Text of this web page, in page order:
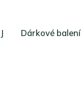
Dárkové balení